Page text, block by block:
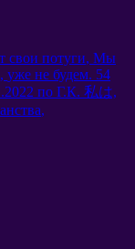
свои потуги, Мы
, уже не будем. 54
по Г.К. 私は,
,